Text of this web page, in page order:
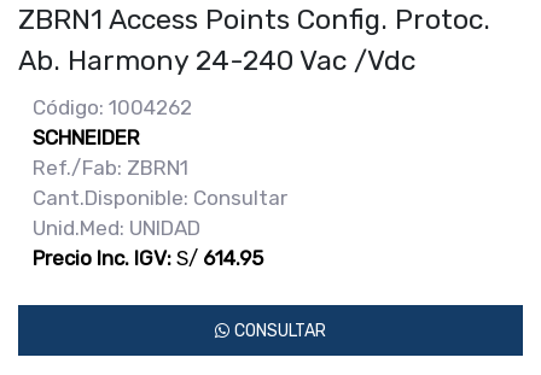
ZBRN1 Access Points Config. Protoc.
Ab. Harmony 24-240 Vac /Vdc
Código: 1004262
SCHNEIDER
Ref./Fab: ZBRN1
Cant.Disponible: Consultar
Unid.Med: UNIDAD
Precio Inc. IGV: S/ 614.95
CONSULTAR